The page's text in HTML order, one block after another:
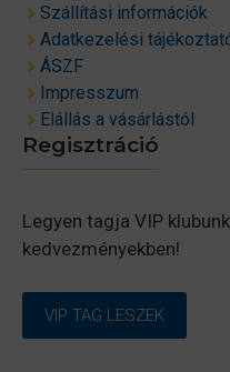
Szállítási információk
Adatkezelési
ÁSZF
Impresszum
Elállás a vásárlástól
Regisztráció
Legyen tagja VIP
kedvezményekben!
VIP TAG LESZEK